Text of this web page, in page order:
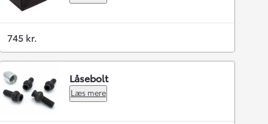
745 kr.
Låsebolt
Læs mere